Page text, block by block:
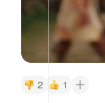
2 1